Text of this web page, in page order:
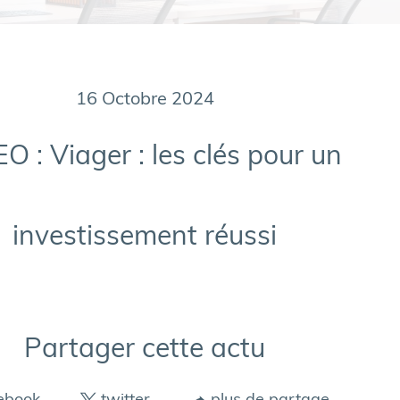
16 Octobre 2024
: Viager : les clés pour un
investissement réussi
Partager cette actu